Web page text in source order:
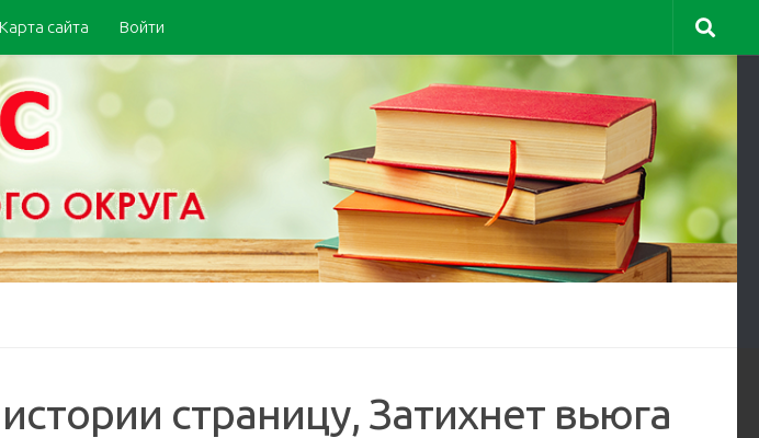
Карта сайта Войти
страницу, Затихнет вьюга